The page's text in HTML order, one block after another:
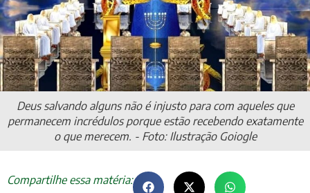
Deus salvando alguns não é injusto para com aqueles que
permanecem incrédulos porque estão recebendo exatamente
o que merecem. - Foto: Ilustração Goiogle
Compartilhe essa matéria: